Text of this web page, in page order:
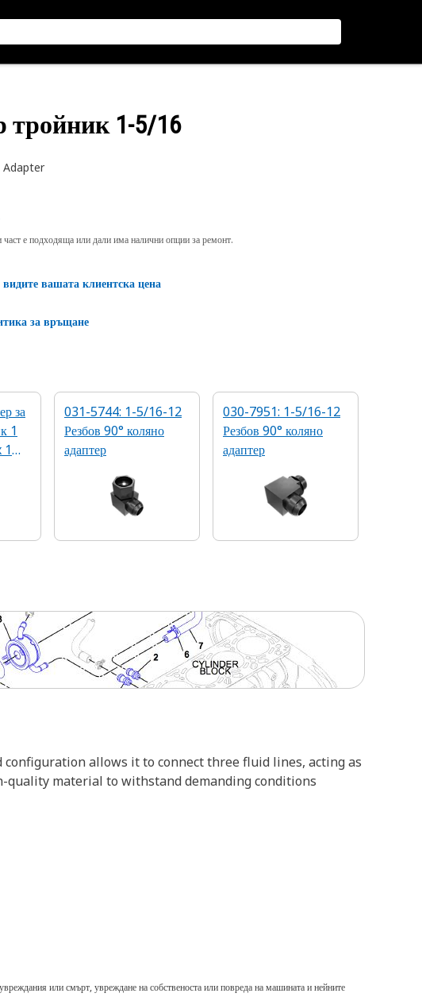
тройник 1-5/16
Adapter
част е подходяща или дали има налични опции за ремонт.
видите вашата клиентска цена
за връщане
за
1
1
031-5744: 1-5/16-12
Резбов 90° коляно
адаптер
030-7951: 1-5/16-12
Резбов 90° коляно
адаптер
allows it to connect three fluid lines, acting as
material to withstand demanding conditions
или смърт, увреждане на собственоста или повреда на машината и нейните